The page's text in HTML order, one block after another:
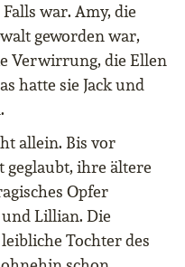
war. Amy, die
geworden war,
Verwirrung, die Ellen
hatte sie Jack und
allein. Bis vor
geglaubt, ihre ältere
Opfer
und Lillian. Die
Tochter des